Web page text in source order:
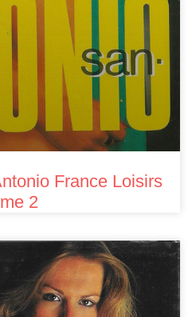
France Loisirs
2